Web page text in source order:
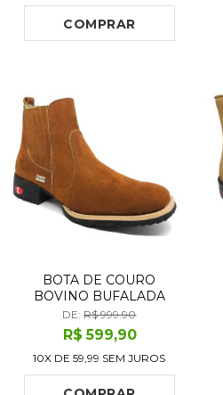
COMPRAR
BOTA DE COURO
BOVINO BUFALADA
CARAMELO - CANO
CURTO, BICO
QUADRADO, ​SOLADO
FLEX COMFORT
DE:R$ 999.90
R$ 599,90
10X DE59,99 SEM JUROS